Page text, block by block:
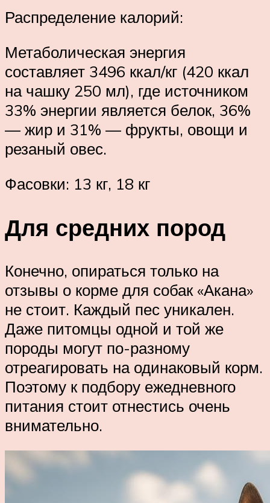
Распределение калорий:
Метаболическая энергия
составляет 3496 ккал/кг (420 ккал
на чашку 250 мл), где источником
33% энергии является белок, 36%
— жир и 31% — фрукты, овощи и
резаный овес.
Фасовки: 13 кг, 18 кг
Для средних пород
Конечно, опираться только на
отзывы о корме для собак «Акана»
не стоит. Каждый пес уникален.
Даже питомцы одной и той же
породы могут по-разному
отреагировать на одинаковый корм.
Поэтому к подбору ежедневного
питания стоит отнестись очень
внимательно.